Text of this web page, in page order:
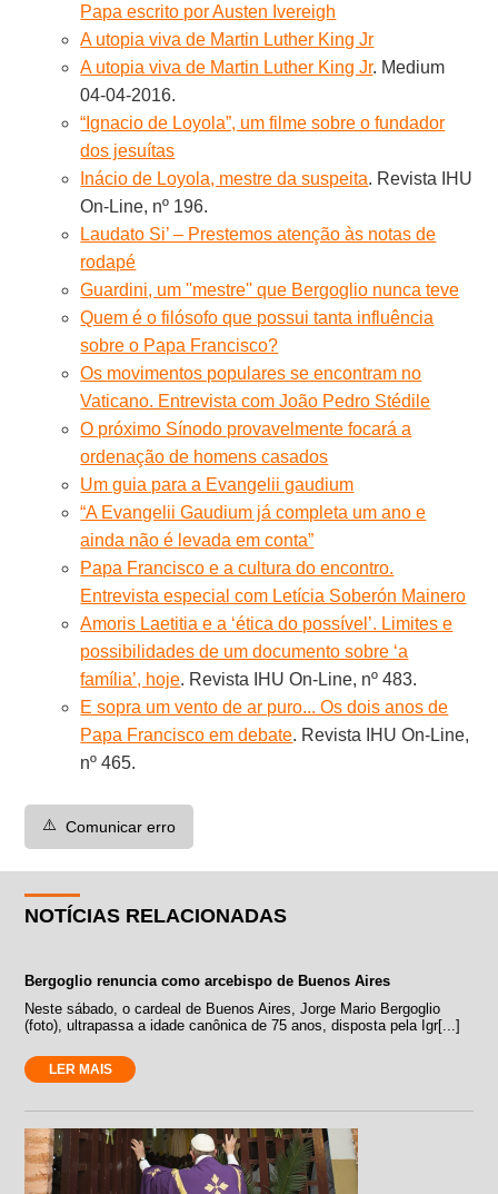
Papa escrito por Austen Ivereigh
A utopia viva de Martin Luther King Jr
A utopia viva de Martin Luther King Jr. Medium
04-04-2016.
“Ignacio de Loyola”, um filme sobre o fundador
dos jesuítas
Inácio de Loyola, mestre da suspeita. Revista IHU
On-Line, nº 196.
Laudato Si’ – Prestemos atenção às notas de
rodapé
Guardini, um ''mestre'' que Bergoglio nunca teve
Quem é o filósofo que possui tanta influência
sobre o Papa Francisco?
Os movimentos populares se encontram no
Vaticano. Entrevista com João Pedro Stédile
O próximo Sínodo provavelmente focará a
ordenação de homens casados
Um guia para a Evangelii gaudium
“A Evangelii Gaudium já completa um ano e
ainda não é levada em conta”
Papa Francisco e a cultura do encontro.
Entrevista especial com Letícia Soberón Mainero
Amoris Laetitia e a ‘ética do possível’. Limites e
possibilidades de um documento sobre ‘a
família’, hoje. Revista IHU On-Line, nº 483.
E sopra um vento de ar puro... Os dois anos de
Papa Francisco em debate. Revista IHU On-Line,
nº 465.
⚠️ Comunicar erro
NOTÍCIAS RELACIONADAS
Bergoglio renuncia como arcebispo de Buenos Aires
Neste sábado, o cardeal de Buenos Aires, Jorge Mario Bergoglio
(foto), ultrapassa a idade canônica de 75 anos, disposta pela Igr[...]
LER MAIS